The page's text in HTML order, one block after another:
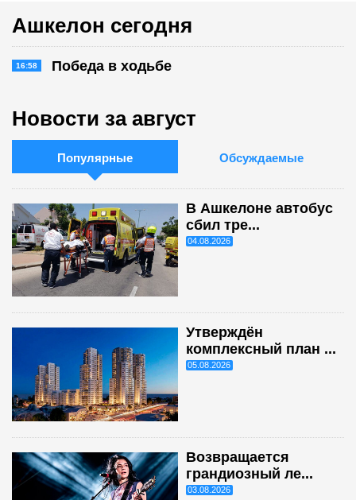
Ашкелон сегодня
16:58 Победа в ходьбе
Новости за август
Популярные Обсуждаемые
В Ашкелоне автобус
сбил тре...
04.08.2026
Утверждён
комплексный план ...
05.08.2026
Возвращается
грандиозный ле...
03.08.2026